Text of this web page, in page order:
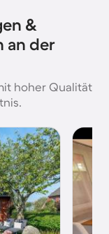
&
an der
hoher Qualität